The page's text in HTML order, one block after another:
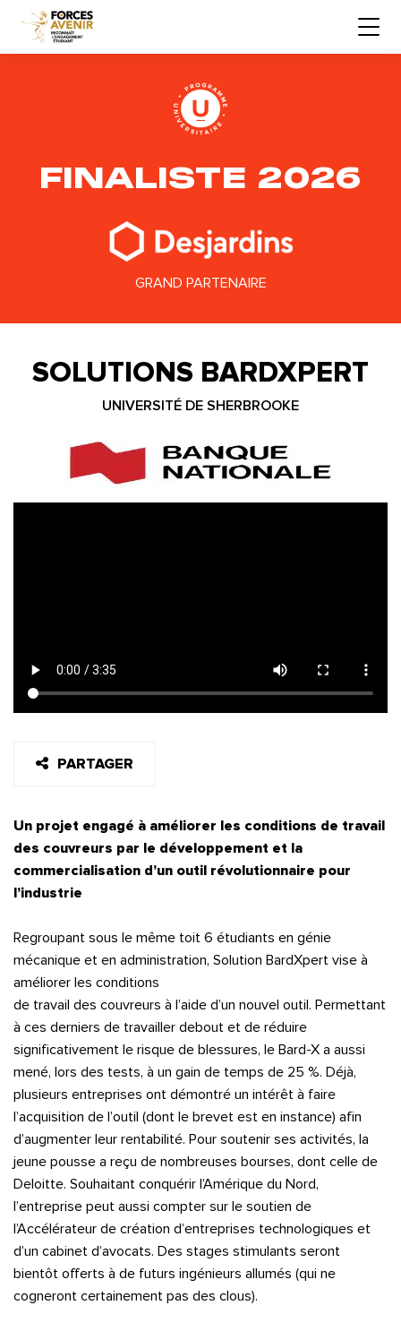
FINALISTE 2026
GRAND PARTENAIRE
SOLUTIONS BARDXPERT
UNIVERSITÉ DE SHERBROOKE
PARTAGER
Un projet engagé à améliorer les conditions de travail
des couvreurs par le développement et la
commercialisation d’un outil révolutionnaire pour
l’industrie
Regroupant sous le même toit 6 étudiants en génie
mécanique et en administration, Solution BardXpert vise à
améliorer les conditions
de travail des couvreurs à l’aide d’un nouvel outil. Permettant
à ces derniers de travailler debout et de réduire
significativement le risque de blessures, le Bard-X a aussi
mené, lors des tests, à un gain de temps de 25 %. Déjà,
plusieurs entreprises ont démontré un intérêt à faire
l’acquisition de l’outil (dont le brevet est en instance) afin
d’augmenter leur rentabilité. Pour soutenir ses activités, la
jeune pousse a reçu de nombreuses bourses, dont celle de
Deloitte. Souhaitant conquérir l’Amérique du Nord,
l’entreprise peut aussi compter sur le soutien de
l’Accélérateur de création d’entreprises technologiques et
d’un cabinet d’avocats. Des stages stimulants seront
bientôt offerts à de futurs ingénieurs allumés (qui ne
cogneront certainement pas des clous).